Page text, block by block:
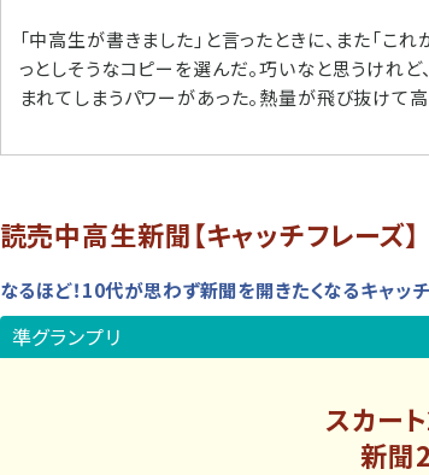
「中高生が書きました」と言ったときに、また「こ
っとしそうなコピーを選んだ。巧いなと思うけれど
まれてしまうパワーがあった。熱量が飛び抜けて
読売中高生新聞【キャッチフレーズ】
なるほど！10代が思わず新聞を開きたくなるキャッチ
準グランプリ
スカー
新聞